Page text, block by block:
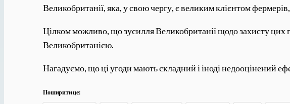
Великобританії, яка, у свою чергу, є великим клієнтом
Цілком можливо, що зусилля Великобританії щодо захисту цих
Великобританією.
Нагадуємо, що ці угоди мають складний і іноді недооцінений
Поширити це: